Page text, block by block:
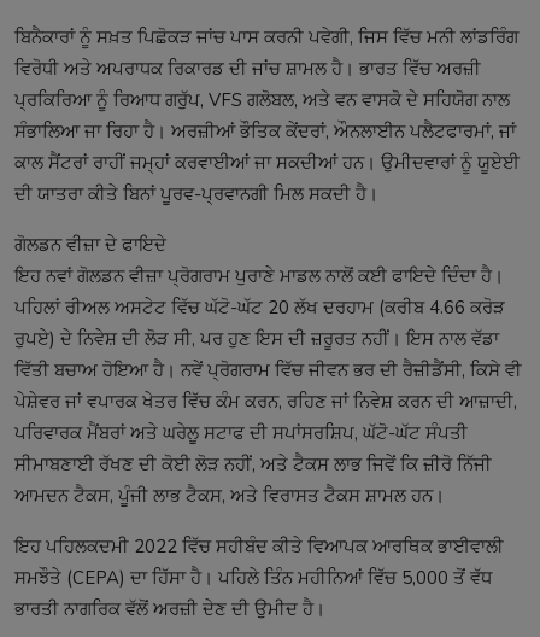
ਬਿਨੈਕਾਰਾਂ ਨੂੰ ਸਖ਼ਤ ਪਿਛੋਕੜ ਜਾਂਚ ਪਾਸ ਕਰਨੀ ਪਵੇਗੀ, ਜਿਸ ਵਿੱਚ ਮਨੀ ਲਾਂਡਰਿੰਗ
ਵਿਰੋਧੀ ਅਤੇ ਅਪਰਾਧਕ ਰਿਕਾਰਡ ਦੀ ਜਾਂਚ ਸ਼ਾਮਲ ਹੈ। ਭਾਰਤ ਵਿੱਚ ਅਰਜ਼ੀ
ਪ੍ਰਕਿਰਿਆ ਨੂੰ ਰਿਆਧ ਗਰੁੱਪ, VFS ਗਲੋਬਲ, ਅਤੇ ਵਨ ਵਾਸਕੋ ਦੇ ਸਹਿਯੋਗ ਨਾਲ
ਸੰਭਾਲਿਆ ਜਾ ਰਿਹਾ ਹੈ। ਅਰਜ਼ੀਆਂ ਭੌਤਿਕ ਕੇਂਦਰਾਂ, ਔਨਲਾਈਨ ਪਲੈਟਫਾਰਮਾਂ, ਜਾਂ
ਕਾਲ ਸੈਂਟਰਾਂ ਰਾਹੀਂ ਜਮ੍ਹਾਂ ਕਰਵਾਈਆਂ ਜਾ ਸਕਦੀਆਂ ਹਨ। ਉਮੀਦਵਾਰਾਂ ਨੂੰ ਯੂਏਈ
ਦੀ ਯਾਤਰਾ ਕੀਤੇ ਬਿਨਾਂ ਪੂਰਵ-ਪ੍ਰਵਾਨਗੀ ਮਿਲ ਸਕਦੀ ਹੈ।
ਗੋਲਡਨ ਵੀਜ਼ਾ ਦੇ ਫਾਇਦੇ
ਇਹ ਨਵਾਂ ਗੋਲਡਨ ਵੀਜ਼ਾ ਪ੍ਰੋਗਰਾਮ ਪੁਰਾਣੇ ਮਾਡਲ ਨਾਲੋਂ ਕਈ ਫਾਇਦੇ ਦਿੰਦਾ ਹੈ।
ਪਹਿਲਾਂ ਰੀਅਲ ਅਸਟੇਟ ਵਿੱਚ ਘੱਟੋ-ਘੱਟ 20 ਲੱਖ ਦਰਹਾਮ (ਕਰੀਬ 4.66 ਕਰੋੜ
ਰੁਪਏ) ਦੇ ਨਿਵੇਸ਼ ਦੀ ਲੋੜ ਸੀ, ਪਰ ਹੁਣ ਇਸ ਦੀ ਜ਼ਰੂਰਤ ਨਹੀਂ। ਇਸ ਨਾਲ ਵੱਡਾ
ਵਿੱਤੀ ਬਚਾਅ ਹੋਇਆ ਹੈ। ਨਵੇਂ ਪ੍ਰੋਗਰਾਮ ਵਿੱਚ ਜੀਵਨ ਭਰ ਦੀ ਰੈਜ਼ੀਡੈਂਸੀ, ਕਿਸੇ ਵੀ
ਪੇਸ਼ੇਵਰ ਜਾਂ ਵਪਾਰਕ ਖੇਤਰ ਵਿੱਚ ਕੰਮ ਕਰਨ, ਰਹਿਣ ਜਾਂ ਨਿਵੇਸ਼ ਕਰਨ ਦੀ ਆਜ਼ਾਦੀ,
ਪਰਿਵਾਰਕ ਮੈਂਬਰਾਂ ਅਤੇ ਘਰੇਲੂ ਸਟਾਫ ਦੀ ਸਪਾਂਸਰਸ਼ਿਪ, ਘੱਟੋ-ਘੱਟ ਸੰਪਤੀ
ਸੀਮਾਬਣਾਈ ਰੱਖਣ ਦੀ ਕੋਈ ਲੋੜ ਨਹੀਂ, ਅਤੇ ਟੈਕਸ ਲਾਭ ਜਿਵੇਂ ਕਿ ਜ਼ੀਰੋ ਨਿੱਜੀ
ਆਮਦਨ ਟੈਕਸ, ਪੂੰਜੀ ਲਾਭ ਟੈਕਸ, ਅਤੇ ਵਿਰਾਸਤ ਟੈਕਸ ਸ਼ਾਮਲ ਹਨ।
ਇਹ ਪਹਿਲਕਦਮੀ 2022 ਵਿੱਚ ਸਹੀਬੰਦ ਕੀਤੇ ਵਿਆਪਕ ਆਰਥਿਕ ਭਾਈਵਾਲੀ
ਸਮਝੌਤੇ (CEPA) ਦਾ ਹਿੱਸਾ ਹੈ। ਪਹਿਲੇ ਤਿੰਨ ਮਹੀਨਿਆਂ ਵਿੱਚ 5,000 ਤੋਂ ਵੱਧ
ਭਾਰਤੀ ਨਾਗਰਿਕ ਵੱਲੋਂ ਅਰਜ਼ੀ ਦੇਣ ਦੀ ਉਮੀਦ ਹੈ।